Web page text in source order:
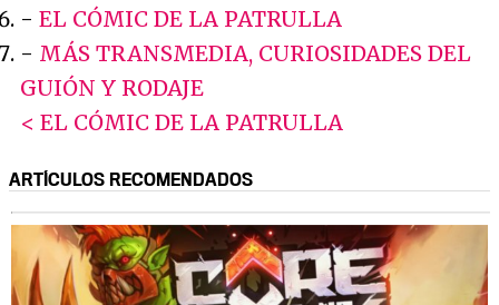
- EL CÓMIC DE LA PATRULLA
- MÁS TRANSMEDIA, CURIOSIDADES DEL
GUIÓN Y RODAJE
< EL CÓMIC DE LA PATRULLA
ARTÍCULOS RECOMENDADOS